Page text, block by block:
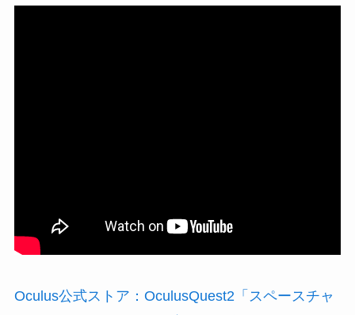
Oculus公式ストア：OculusQuest2「スペースチャ